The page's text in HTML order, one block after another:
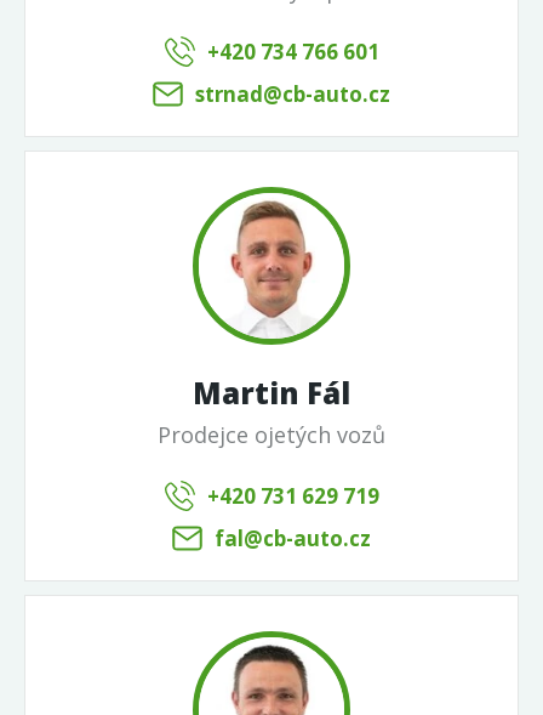
+420 734 766 601
strnad@cb-auto.cz
Martin Fál
Prodejce ojetých vozů
+420 731 629 719
fal@cb-auto.cz